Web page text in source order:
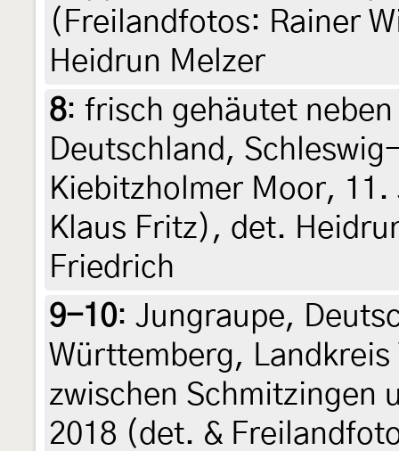
(Freilandfotos: Rainer
Heidrun Melzer
8: frisch gehäutet
Deutschland,
Kiebitzholmer Moor,
Klaus Fritz), det.
Friedrich
9-10: Jungraupe,
Württemberg, Landkreis
zwischen Schmitzingen
2018 (det. &